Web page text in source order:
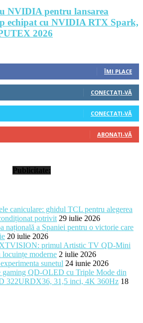
NVIDIA pentru lansarea
echipat cu NVIDIA RTX Spark,
2026
ÎMI PLACE
CONECTAȚI-VĂ
CONECTAȚI-VĂ
ABONAȚI-VĂ
Publicitate:
caniculare: ghidul TCL pentru alegerea
potrivit 29 iulie 2026
națională a Spaniei pentru o victorie care
20 iulie 2026
primul Artistic TV QD-Mini
moderne 2 iulie 2026
sunetul 24 iunie 2026
gaming QD-OLED cu Triple Mode din
322URDX36, 31,5 inci, 4K 360Hz 18